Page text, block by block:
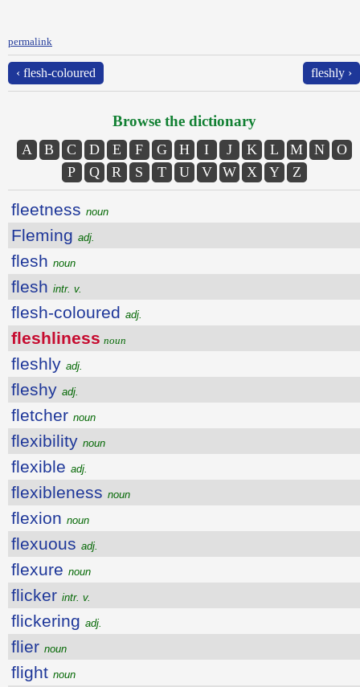
permalink
‹ flesh-coloured fleshly ›
Browse the dictionary
A B C D E F G H I J K L M N
O
P
Q R S T U V W X Y Z
fleetness noun
Fleming adj.
flesh noun
flesh intr. v.
flesh-coloured adj.
fleshliness noun
fleshly adj.
fleshy adj.
fletcher noun
flexibility noun
flexible adj.
flexibleness noun
flexion noun
flexuous adj.
flexure noun
flicker intr. v.
flickering adj.
flier noun
flight noun